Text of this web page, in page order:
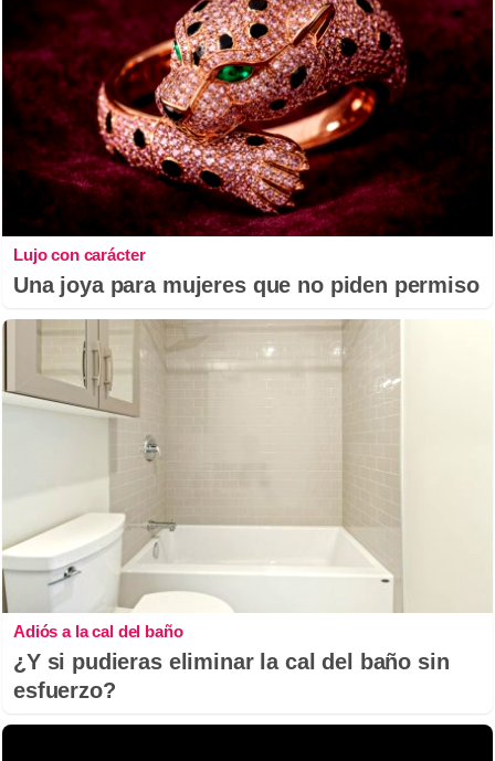
Lujo con carácter
Una joya para mujeres que no piden permiso
Adiós a la cal del baño
¿Y si pudieras eliminar la cal del baño sin
esfuerzo?